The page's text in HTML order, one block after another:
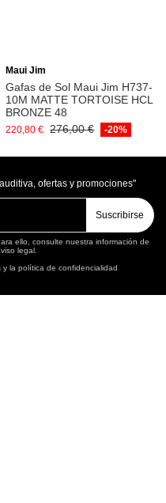
Maui Jim
Gafas de Sol Maui Jim H737-
10M MATTE TORTOISE HCL
BRONZE 48
220,80 € 276,00 € -20%
ofertas y promociones"
Suscribirse
ello, consulte nuestra información de
legal.
la política de confidencialidad